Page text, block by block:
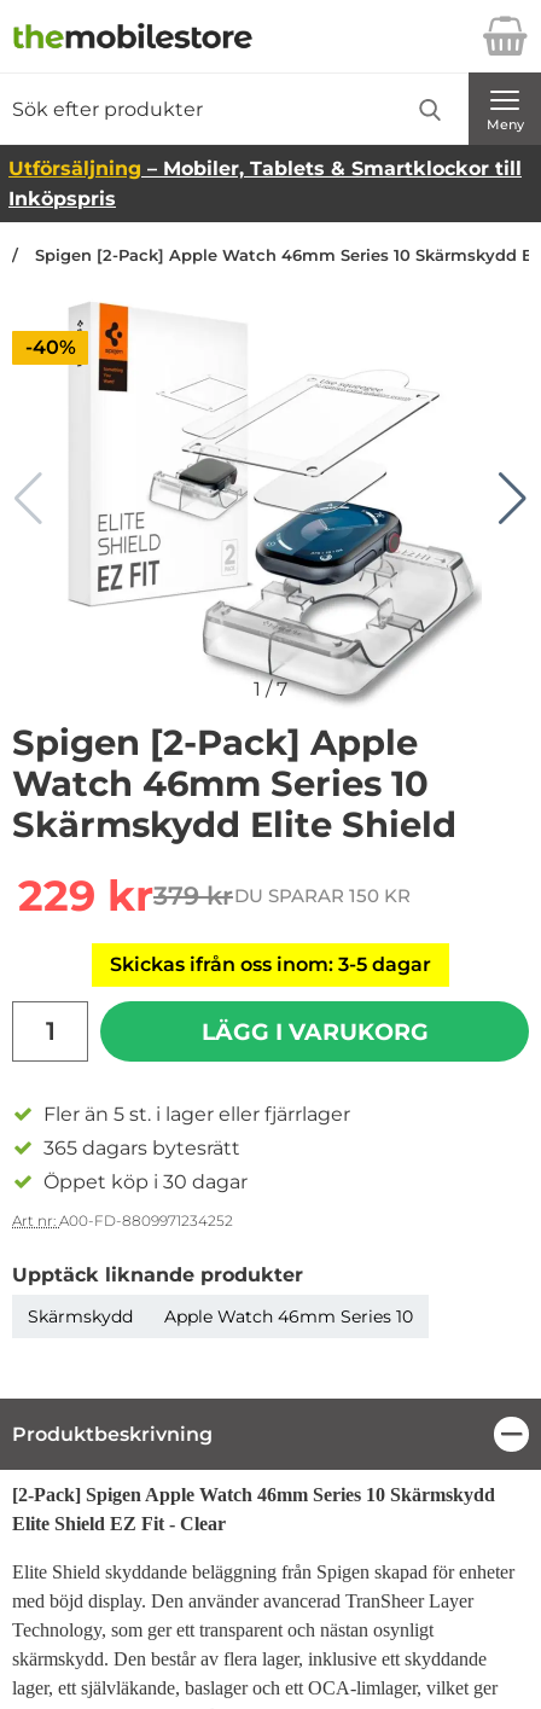
Startsidan för Danira Telecom AB
Meny
Utförsäljning – Mobiler, Tablets & Smartklockor till
Inköpspris
Spigen [2-Pack] Apple Watch 46mm Series 10 Skärmskydd
Priset är nedsatt med
-40%
1 /7
Spigen [2-Pack] Apple
Watch 46mm Series 10
Skärmskydd Elite Shield
rea pris
229 krtidigare pris
379 krDU SPARAR 150 KR
Skickas ifrån oss inom: 3-5 dagar
LÄGG I VARUKORG
Fler än 5 st. i lager eller fjärrlager
365 dagars bytesrätt
Öppet köp i 30 dagar
Art nr: A00-FD-8809971234252
Upptäck liknande produkter
Skärmskydd Apple Watch 46mm Series 10
Produktbeskrivning
Produktbeskrivning
[2-Pack] Spigen Apple Watch 46mm Series 10 Skärmskydd
Elite Shield EZ Fit - Clear
Elite Shield skyddande beläggning från Spigen skapad för enheter
med böjd display. Den använder avancerad TranSheer Layer
Technology, som ger ett transparent och nästan osynligt
skärmskydd. Den består av flera lager, inklusive ett skyddande
lager, ett självläkande, baslager och ett OCA-limlager, vilket ger